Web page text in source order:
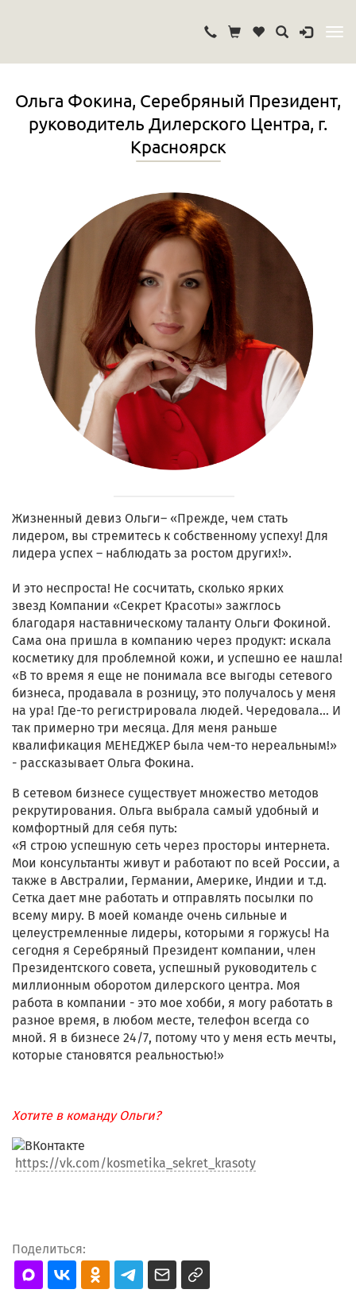
Ольга Фокина, Серебряный Президент,
руководитель Дилерского Центра, г.
Красноярск
Жизненный девиз Ольги– «Прежде, чем стать
лидером, вы стремитесь к собственному успеху! Для
лидера успех – наблюдать за ростом других!».
И это неспроста! Не сосчитать, сколько ярких
звезд Компании «Секрет Красоты» зажглось
благодаря наставническому таланту Ольги Фокиной.
Сама она пришла в компанию через продукт: искала
косметику для проблемной кожи, и успешно ее нашла!
«В то время я еще не понимала все выгоды сетевого
бизнеса, продавала в розницу, это получалось у меня
на ура! Где-то регистрировала людей. Чередовала... И
так примерно три месяца. Для меня раньше
квалификация МЕНЕДЖЕР была чем-то нереальным!»
- рассказывает Ольга Фокина.
В сетевом бизнесе существует множество методов
рекрутирования. Ольга выбрала самый удобный и
комфортный для себя путь:
«Я строю успешную сеть через просторы интернета.
Мои консультанты живут и работают по всей России, а
также в Австралии, Германии, Америке, Индии и т.д.
Сетка дает мне работать и отправлять посылки по
всему миру. В моей команде очень сильные и
целеустремленные лидеры, которыми я горжусь! На
сегодня я Серебряный Президент компании, член
Президентского совета, успешный руководитель с
миллионным оборотом дилерского центра. Моя
работа в компании - это мое хобби, я могу работать в
разное время, в любом месте, телефон всегда со
мной. Я в бизнесе 24/7, потому что у меня есть мечты,
которые становятся реальностью!»
Хотите в команду Ольги?
https://vk.com/kosmetika_sekret_krasoty
Поделиться: